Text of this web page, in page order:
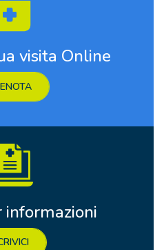
visita Online
informazioni